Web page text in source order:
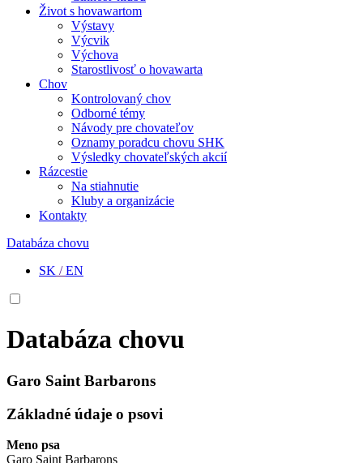
Život s hovawartom
Výstavy
Výcvik
Výchova
Starostlivosť o hovawarta
Chov
Kontrolovaný chov
Odborné témy
Návody pre chovateľov
Oznamy poradcu chovu SHK
Výsledky chovateľských akcií
Rázcestie
Na stiahnutie
Kluby a organizácie
Kontakty
Databáza chovu
SK /EN
Databáza chovu
Garo Saint Barbarons
Základné údaje o psovi
Meno psa
Garo Saint Barbarons